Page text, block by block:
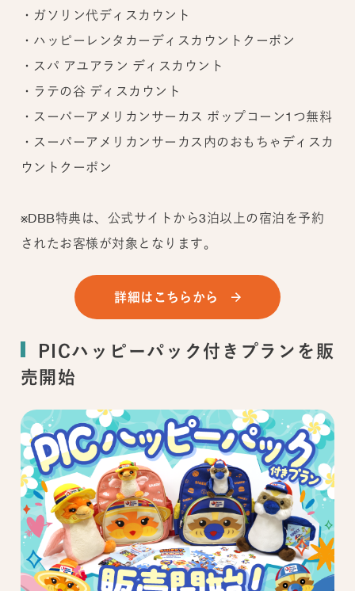
・ガソリン代ディスカウント
・ハッピーレンタカーディスカウントクーポン
・スパ アユアラン ディスカウント
・ラテの谷 ディスカウント
・スーパーアメリカンサーカス ポップコーン1つ無料
・スーパーアメリカンサーカス内のおもちゃディスカ
ウントクーポン
※DBB特典は、公式サイトから3泊以上の宿泊を予約
されたお客様が対象となります。
詳細はこちらから
PICハッピーパック付きプランを販
売開始